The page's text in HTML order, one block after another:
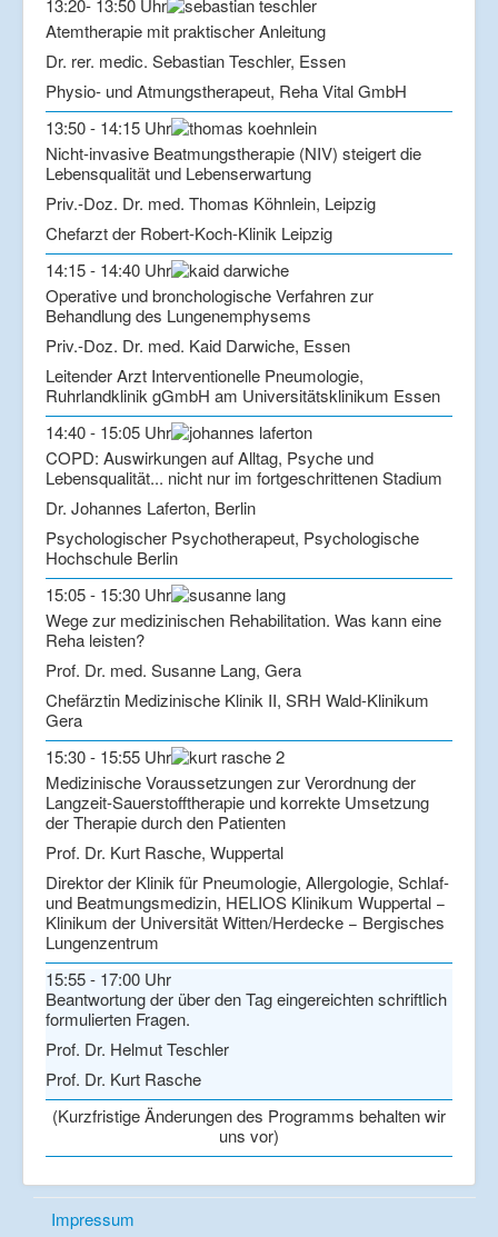
13:20- 13:50 Uhr
Atemtherapie mit praktischer Anleitung
Dr. rer. medic. Sebastian Teschler, Essen
Physio- und Atmungstherapeut, Reha Vital GmbH
13:50 - 14:15 Uhr
Nicht-invasive Beatmungstherapie (NIV) steigert die
Lebensqualität und Lebenserwartung
Priv.-Doz. Dr. med. Thomas Köhnlein, Leipzig
Chefarzt der Robert-Koch-Klinik Leipzig
14:15 - 14:40 Uhr
Operative und bronchologische Verfahren zur
Behandlung des Lungenemphysems
Priv.-Doz. Dr. med. Kaid Darwiche, Essen
Leitender Arzt Interventionelle Pneumologie,
Ruhrlandklinik gGmbH am Universitätsklinikum Essen
14:40 - 15:05 Uhr
COPD: Auswirkungen auf Alltag, Psyche und
Lebensqualität... nicht nur im fortgeschrittenen Stadium
Dr. Johannes Laferton, Berlin
Psychologischer Psychotherapeut, Psychologische
Hochschule Berlin
15:05 - 15:30 Uhr
Wege zur medizinischen Rehabilitation. Was kann eine
Reha leisten?
Prof. Dr. med. Susanne Lang, Gera
Chefärztin Medizinische Klinik II, SRH Wald-Klinikum
Gera
15:30 - 15:55 Uhr
Medizinische Voraussetzungen zur Verordnung der
Langzeit-Sauerstofftherapie und korrekte Umsetzung
der Therapie durch den Patienten
Prof. Dr. Kurt Rasche, Wuppertal
Direktor der Klinik für Pneumologie, Allergologie, Schlaf-
und Beatmungsmedizin, HELIOS Klinikum Wuppertal −
Klinikum der Universität Witten/Herdecke − Bergisches
Lungenzentrum
15:55 - 17:00 Uhr
Beantwortung der über den Tag eingereichten schriftlich
formulierten Fragen.
Prof. Dr. Helmut Teschler
Prof. Dr. Kurt Rasche
(Kurzfristige Änderungen des Programms behalten wir
uns vor)
Impressum